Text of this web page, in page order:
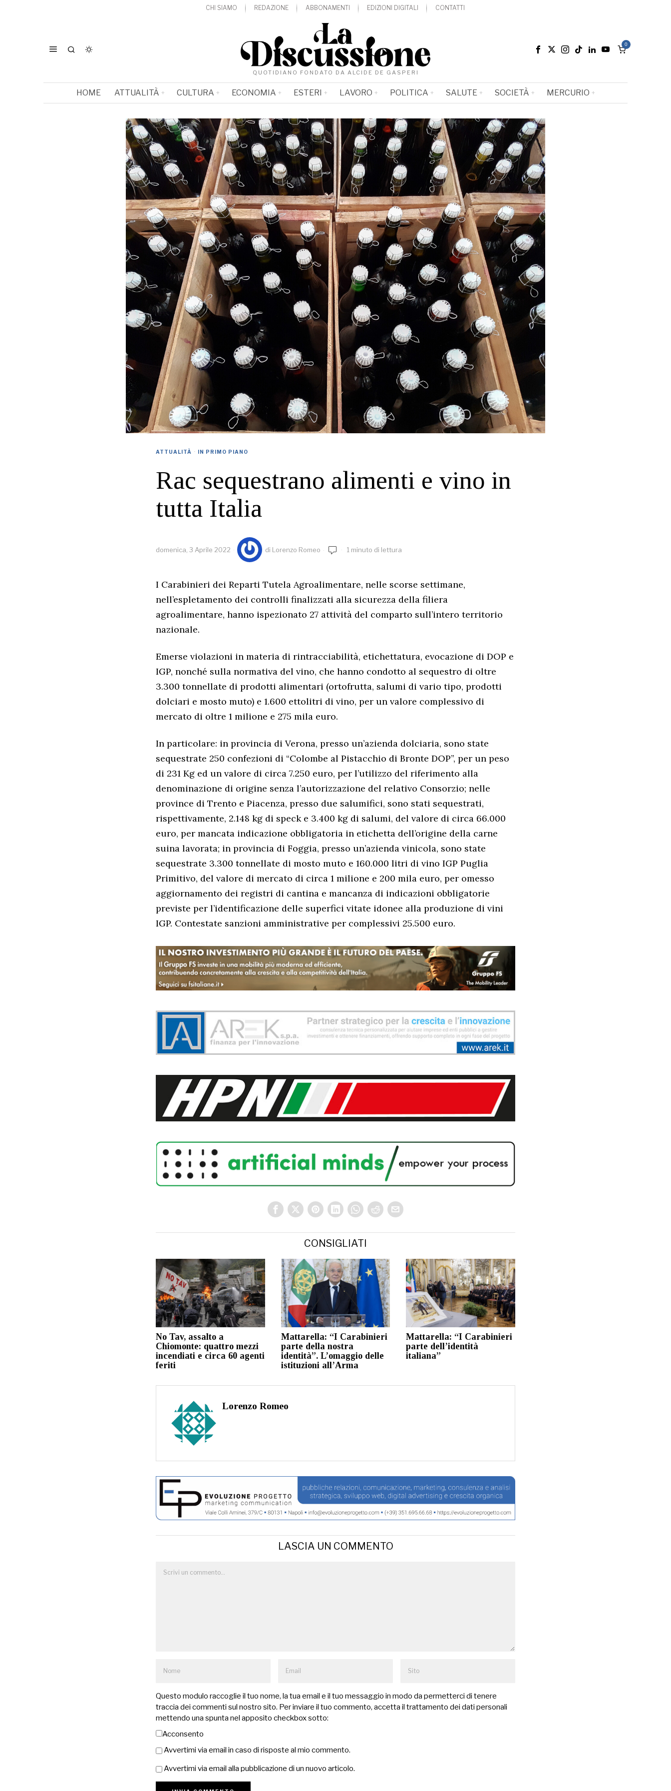
CHI SIAMO REDAZIONE ABBONAMENTI EDIZIONI DIGITALI CONTATTI
QUOTIDIANO FONDATO DA ALCIDE DE GASPERI
0
HOME ATTUALITÀ CULTURA ECONOMIA ESTERI LAVORO POLITICA SALUTE SOCIETÀ MERCURIO
ATTUALITÀ · IN PRIMO PIANO
Rac sequestrano alimenti e vino in
tutta Italia
domenica, 3 Aprile 2022 di Lorenzo Romeo 1 minuto di lettura
I Carabinieri dei Reparti Tutela Agroalimentare, nelle scorse settimane,
nell’espletamento dei controlli finalizzati alla sicurezza della filiera
agroalimentare, hanno ispezionato 27 attività del comparto sull’intero territorio
nazionale.
Emerse violazioni in materia di rintracciabilità, etichettatura, evocazione di DOP e
IGP, nonché sulla normativa del vino, che hanno condotto al sequestro di oltre
3.300 tonnellate di prodotti alimentari (ortofrutta, salumi di vario tipo, prodotti
dolciari e mosto muto) e 1.600 ettolitri di vino, per un valore complessivo di
mercato di oltre 1 milione e 275 mila euro.
In particolare: in provincia di Verona, presso un’azienda dolciaria, sono state
sequestrate 250 confezioni di “Colombe al Pistacchio di Bronte DOP”, per un peso
di 231 Kg ed un valore di circa 7.250 euro, per l’utilizzo del riferimento alla
denominazione di origine senza l’autorizzazione del relativo Consorzio; nelle
province di Trento e Piacenza, presso due salumifici, sono stati sequestrati,
rispettivamente, 2.148 kg di speck e 3.400 kg di salumi, del valore di circa 66.000
euro, per mancata indicazione obbligatoria in etichetta dell’origine della carne
suina lavorata; in provincia di Foggia, presso un’azienda vinicola, sono state
sequestrate 3.300 tonnellate di mosto muto e 160.000 litri di vino IGP Puglia
Primitivo, del valore di mercato di circa 1 milione e 200 mila euro, per omesso
aggiornamento dei registri di cantina e mancanza di indicazioni obbligatorie
previste per l’identificazione delle superfici vitate idonee alla produzione di vini
IGP. Contestate sanzioni amministrative per complessivi 25.500 euro.
CONSIGLIATI
No Tav, assalto a
Chiomonte: quattro mezzi
incendiati e circa 60 agenti
feriti
Mattarella: “I Carabinieri
parte della nostra
identità”. L’omaggio delle
istituzioni all’Arma
Mattarella: “I Carabinieri
parte dell’identità
italiana”
Lorenzo Romeo
LASCIA UN COMMENTO
Questo modulo raccoglie il tuo nome, la tua email e il tuo messaggio in modo da permetterci di tenere
traccia dei commenti sul nostro sito. Per inviare il tuo commento, accetta il trattamento dei dati personali
mettendo una spunta nel apposito checkbox sotto:
Acconsento
Avvertimi via email in caso di risposte al mio commento.
Avvertimi via email alla pubblicazione di un nuovo articolo.